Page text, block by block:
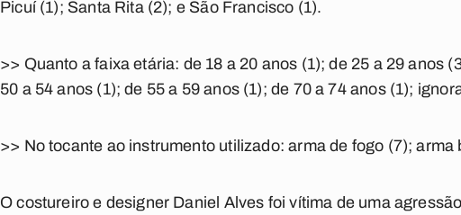
Picuí (1); Santa Rita (2); e São Francisco (1).
>> Quanto a faixa etária: de 18 a 20 anos (1); de 25 a 29 anos
50 a 54 anos (1); de 55 a 59 anos (1); de 70 a 74 anos (1);
>> No tocante ao instrumento utilizado: arma de fogo (7);
O costureiro e designer Daniel Alves foi vítima de uma